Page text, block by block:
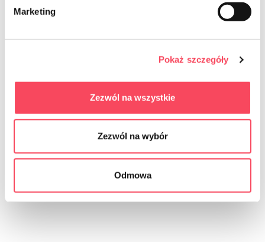
Marketing
Pokaż szczegóły
Zezwól na wszystkie
Zezwól na wybór
Odmowa
viGO! Bicchieri in carta bio con
pezzi_zero rifiuti
View
viGO! Bicchieri di carta Bio con strato
in PLA, marrone, 330 ml, 20 pezzi
11,99 zł
- +